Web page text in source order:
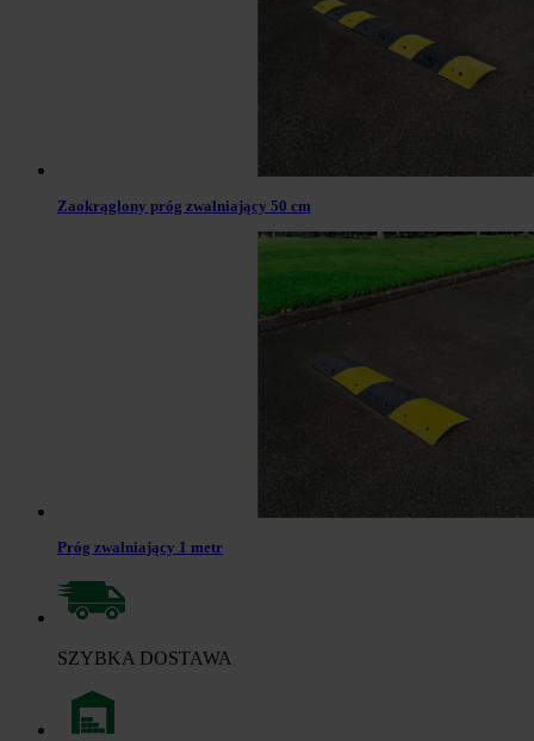
Zaokrąglony próg zwalniający 50 cm
Próg zwalniający 1 metr
SZYBKA DOSTAWA